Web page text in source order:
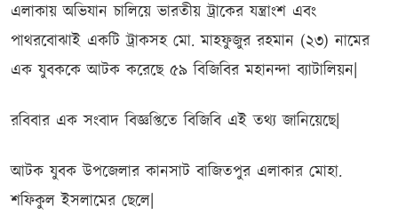
এলাকায় অভিযান চালিয়ে ভারতীয় ট্রাকের যন্ত্রাংশ এবং
পাথরবোঝাই একটি ট্রাকসহ মো. মাহফুজুর রহমান (২৩) নামের
এক যুবককে আটক করেছে ৫৯ বিজিবির মহানন্দা ব্যাটালিয়ন|
রবিবার এক সংবাদ বিজ্ঞপ্তিতে বিজিবি এই তথ্য জানিয়েছে|
আটক যুবক উপজেলার কানসাট বাজিতপুর এলাকার মোহা.
শফিকুল ইসলামের ছেলে|